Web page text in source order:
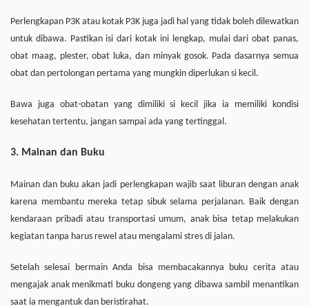
Perlengkapan P3K atau kotak P3K juga jadi hal yang tidak boleh dilewatkan
untuk dibawa. Pastikan isi dari kotak ini lengkap, mulai dari obat panas,
obat maag, plester, obat luka, dan minyak gosok. Pada dasarnya semua
obat dan pertolongan pertama yang mungkin diperlukan si kecil.
Bawa juga obat-obatan yang dimiliki si kecil jika ia memiliki kondisi
kesehatan tertentu, jangan sampai ada yang tertinggal.
3. Mainan dan Buku
Mainan dan buku akan jadi perlengkapan wajib saat liburan dengan anak
karena membantu mereka tetap sibuk selama perjalanan. Baik dengan
kendaraan pribadi atau transportasi umum, anak bisa tetap melakukan
kegiatan tanpa harus rewel atau mengalami stres di jalan.
Setelah selesai bermain Anda bisa membacakannya buku cerita atau
mengajak anak menikmati buku dongeng yang dibawa sambil menantikan
saat ia mengantuk dan beristirahat.